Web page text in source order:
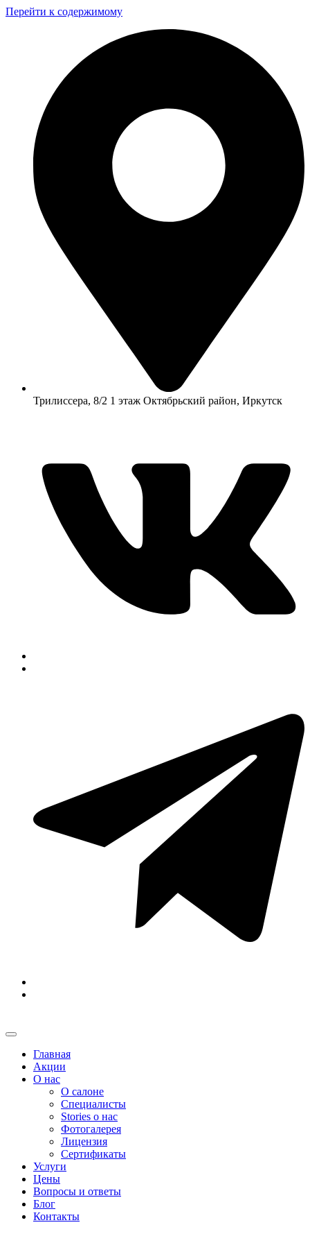
Перейти к содержимому
​Трилиссера, 8/2​ 1 этаж​ Октябрьский район, Иркутск
Главная
Акции
О нас
О салоне
Специалисты
Stories о нас
Фотогалерея
Лицензия
Сертификаты
Услуги
Цены
Вопросы и ответы
Блог
Контакты